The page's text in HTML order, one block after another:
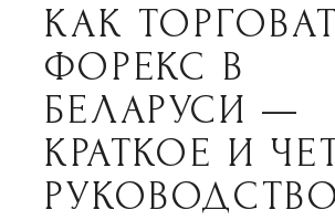
КАК
ФОРЕКС В
БЕЛАРУСИ —
КРАТКОЕ И
РУКОВОДСТВО